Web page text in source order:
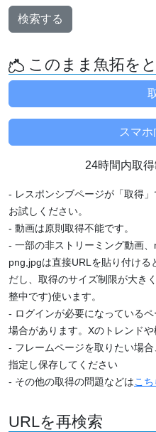
検索する
このまま魚拓を
24時間内取
- レスポンシブページが「取得
お試しください。
- 動画は原則取得不能です。
- 一部の非ストリーミング動画
png,jpgは直接URLを貼り付ける
だし、取得のサイズ制限が大き
整中です)使います。
- ログインが必要になっている
場合があります。Xのトレンドや
- フレームページを取りたい場
指定し保存してください
- その他の取得の問題などはこち
URLを再検索